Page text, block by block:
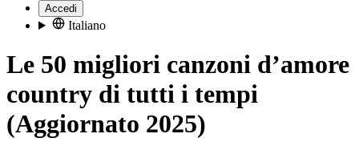
Accedi
Italiano
Le 50 migliori canzoni d’amore
country di tutti i tempi
(Aggiornato 2025)